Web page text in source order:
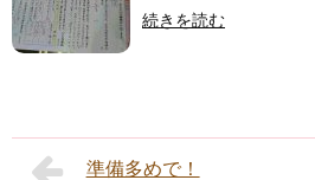
続きを読む
準備多めで！